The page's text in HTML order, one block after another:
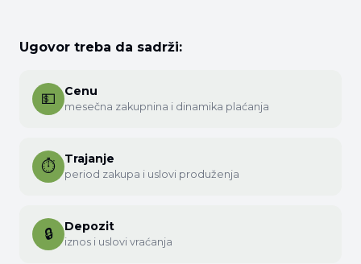
Ugovor treba da sadrži:
💵 Cenu
mesečna zakupnina i dinamika plaćanja
⏱ Trajanje
period zakupa i uslovi produženja
🔒 Depozit
iznos i uslovi vraćanja